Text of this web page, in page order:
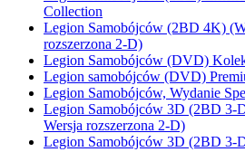
Collection
Legion Samobójców (2BD 4K)
rozszerzona 2-D)
Legion Samobójców (DVD)
Legion samobójców (DVD)
Legion Samobójców, Wydanie
Legion Samobójców 3D (2BD 3-
Wersja rozszerzona 2-D)
Legion Samobójców 3D (2BD 3-